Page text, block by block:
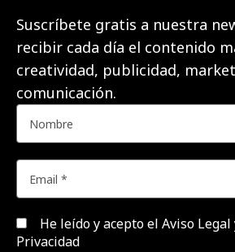
Suscríbete gratis a nuestra
recibir cada día el contenido
creatividad, publicidad,
comunicación.
He leído y acepto el Aviso
Privacidad